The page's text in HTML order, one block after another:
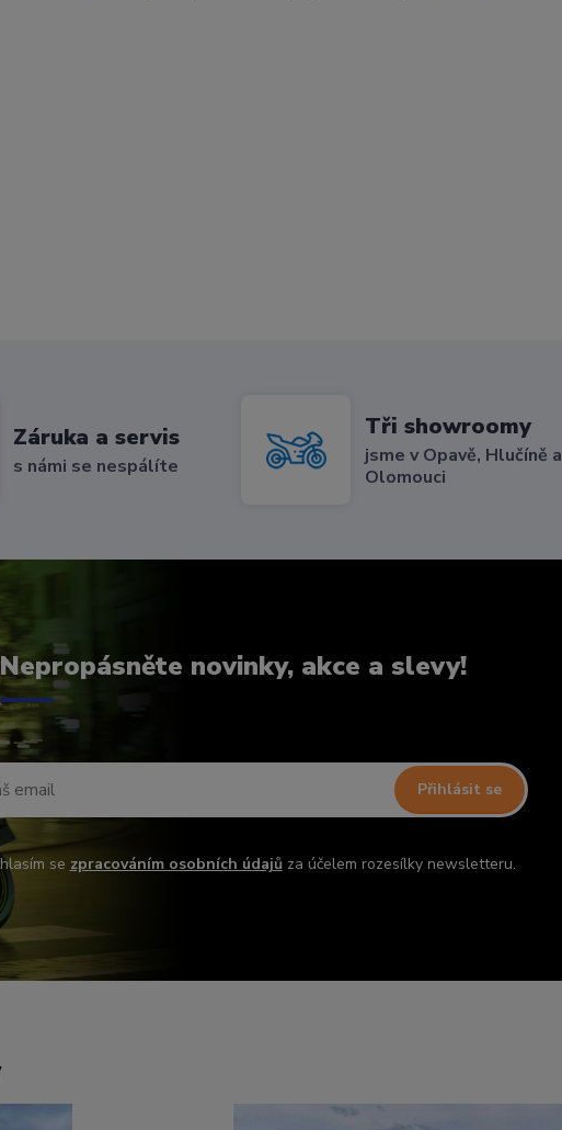
Záruka a servis
s námi se nespálíte
Tři showroomy
jsme v Opavě, Hlučíně a
Olomouci
novinky, akce a slevy!
Přihlásit se
se zpracováním osobních údajůza účelem rozesílky newsletteru.